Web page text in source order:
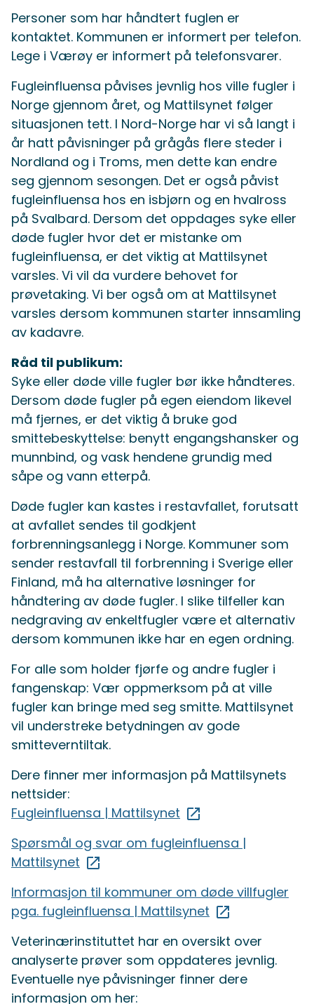
Personer som har håndtert fuglen er
kontaktet. Kommunen er informert per telefon.
Lege i Værøy er informert på telefonsvarer.
Fugleinfluensa påvises jevnlig hos ville fugler i
Norge gjennom året, og Mattilsynet følger
situasjonen tett. I Nord-Norge har vi så langt i
år hatt påvisninger på grågås flere steder i
Nordland og i Troms, men dette kan endre
seg gjennom sesongen. Det er også påvist
fugleinfluensa hos en isbjørn og en hvalross
på Svalbard. Dersom det oppdages syke eller
døde fugler hvor det er mistanke om
fugleinfluensa, er det viktig at Mattilsynet
varsles. Vi vil da vurdere behovet for
prøvetaking. Vi ber også om at Mattilsynet
varsles dersom kommunen starter innsamling
av kadavre.
Råd til publikum:
Syke eller døde ville fugler bør ikke håndteres.
Dersom døde fugler på egen eiendom likevel
må fjernes, er det viktig å bruke god
smittebeskyttelse: benytt engangshansker og
munnbind, og vask hendene grundig med
såpe og vann etterpå.
Døde fugler kan kastes i restavfallet, forutsatt
at avfallet sendes til godkjent
forbrenningsanlegg i Norge. Kommuner som
sender restavfall til forbrenning i Sverige eller
Finland, må ha alternative løsninger for
håndtering av døde fugler. I slike tilfeller kan
nedgraving av enkeltfugler være et alternativ
dersom kommunen ikke har en egen ordning.
For alle som holder fjørfe og andre fugler i
fangenskap: Vær oppmerksom på at ville
fugler kan bringe med seg smitte. Mattilsynet
vil understreke betydningen av gode
smitteverntiltak.
Dere finner mer informasjon på Mattilsynets
nettsider:
Fugleinfluensa | Mattilsynet
Spørsmål og svar om fugleinfluensa |
Mattilsynet
Informasjon til kommuner om døde villfugler
pga. fugleinfluensa | Mattilsynet
Veterinærinstituttet har en oversikt over
analyserte prøver som oppdateres jevnlig.
Eventuelle nye påvisninger finner dere
informasjon om her: